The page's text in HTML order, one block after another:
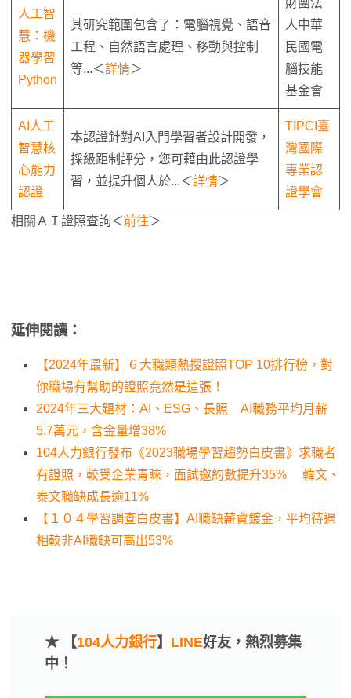
人工智
慧：機
器學習
Python
其研究範圍包含了：電腦視覺、語音
工程、自然語言處理、移動與控制
等...＜詳情＞
人中華
民國電
腦技能
基金會
AI人工
智慧核
心能力
認證
本認證針對AI入門學習者設計開發，
採級距制評分，您可藉由此認證學
習，並提升個人於...＜詳情＞
TIPCI臺
灣國際
專業認
證學會
相關ＡＩ證照查詢＜前往＞
延伸閱讀：
【2024年最新】６大職類熱搜證照TOP 10排行榜，對
你職場有幫助的證照竟然是這張！
2024年三大題材：AI、ESG、長照 AI職務平均月薪
5.7萬元，含金量增38%
104人力銀行發布《2023職場學習趨勢白皮書》求職者
有證照，較受企業青睞，面試邀約數提升35% 韓文、
泰文職缺成長逾11%
【１０４學習調查白皮書】AI職缺薪資鍍金，平均待遇
相較非AI職缺可高出53%
★ 【104人力銀行】 LINE好友，熱烈募集
中！